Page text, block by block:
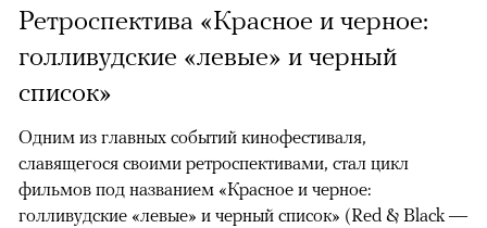
Ретроспектива «Красное и черное:
голливудские «левые» и черный
список»
Одним из главных событий кинофестиваля,
славящегося своими ретроспективами, стал цикл
фильмов под названием «Красное и черное:
голливудские «левые» и черный список» (Red & Black —